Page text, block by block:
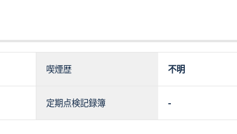
喫煙歴 不明
定期点検記録簿 -